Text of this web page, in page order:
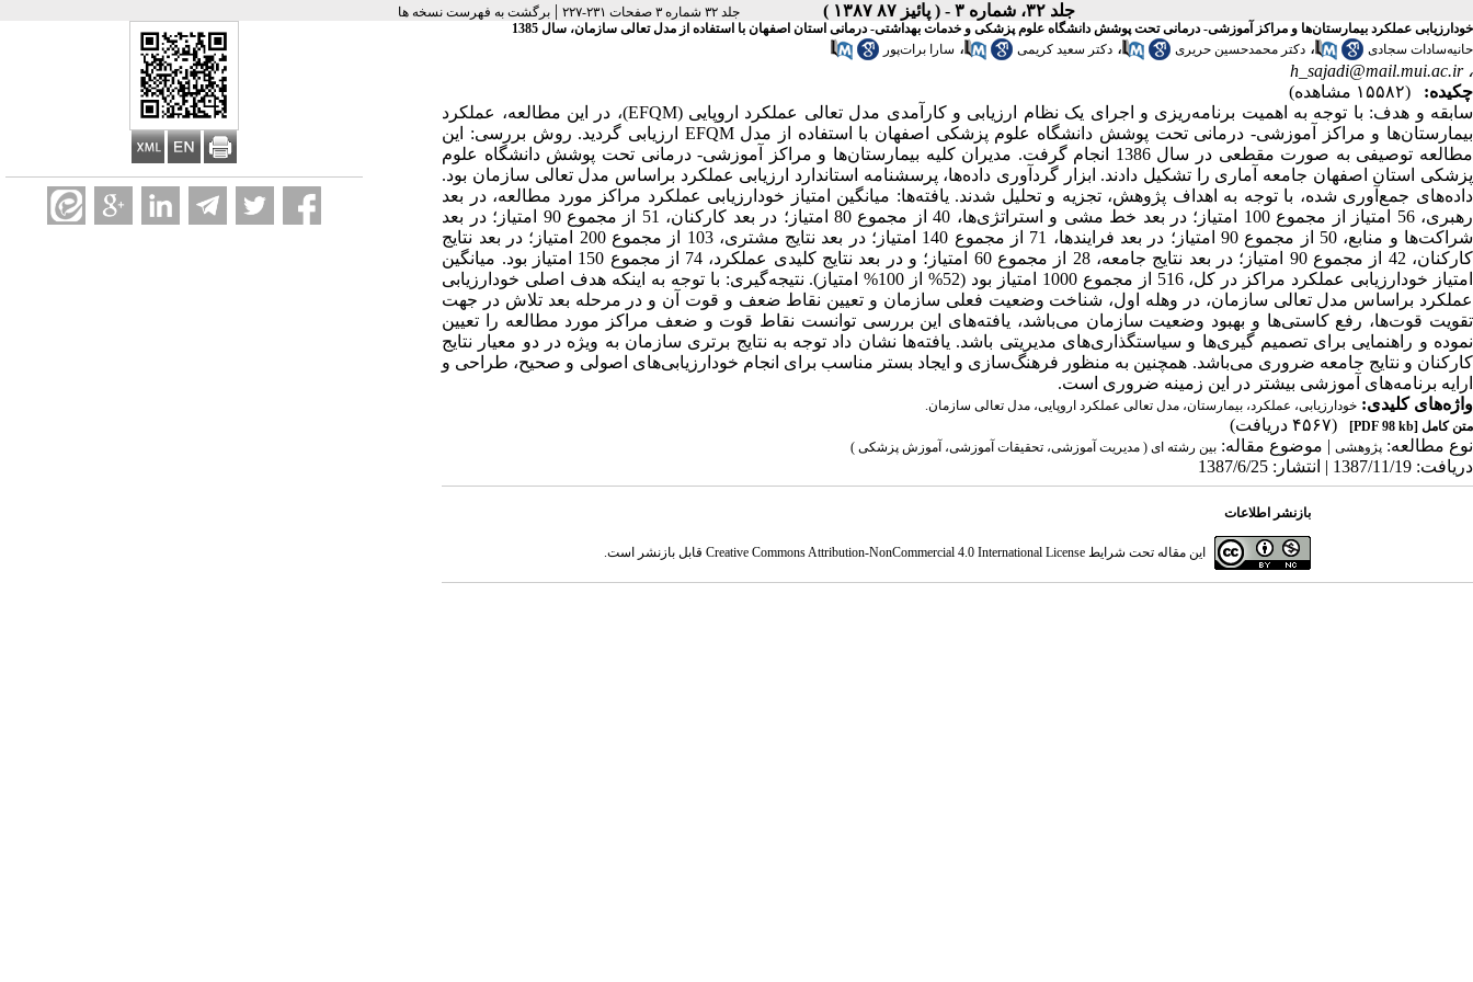
جلد ۳۲، شماره ۳ - ( پائیز ۸۷ ۱۳۸۷ ) جلد ۳۲ شماره ۳ صفحات ۲۳۱-۲۲۷ | برگشت به فهرست نسخه ها
خودارزیابی عملکرد بیمارستان‌ها و مراکز آموزشی- درمانی تحت پوشش دانشگاه علوم پزشکی و خدمات بهداشتی- درمانی استان اصفهان با استفاده از مدل تعالی سازمان، سال 1385
حانیه‌سادات سجادی
، دکتر محمدحسین حریری ، دکتر سعید کریمی ، سارا برات‌پور
،h_sajadi@mail.mui.ac.ir
چکیده:
(۱۵۵۸۲ مشاهده)
سابقه و هدف: با توجه به اهمیت برنامه‌ریزی و اجرای یک نظام ارزیابی و کارآمدی مدل تعالی عملکرد اروپایی (EFQM)، در این مطالعه، عملکرد
بیمارستان‌ها و مراکز آموزشی- درمانی تحت پوشش دانشگاه علوم پزشکی اصفهان با استفاده از مدل EFQM ارزیابی گردید. روش بررسی: این
مطالعه توصیفی به صورت مقطعی در سال 1386 انجام گرفت. مدیران کلیه بیمارستان‌ها و مراکز آموزشی- درمانی تحت پوشش دانشگاه علوم
پزشکی استان اصفهان جامعه آماری را تشکیل دادند. ابزار گردآوری داده‌ها، پرسشنامه استاندارد ارزیابی عملکرد براساس مدل تعالی سازمان بود.
داده‌های جمع‌آوری شده، با توجه به اهداف پژوهش، تجزیه و تحلیل شدند. یافته‌ها: میانگین امتیاز خودارزیابی عملکرد مراکز مورد مطالعه، در بعد
رهبری، 56 امتیاز از مجموع 100 امتیاز؛ در بعد خط مشی و استراتژی‌ها، 40 از مجموع 80 امتیاز؛ در بعد کارکنان، 51 از مجموع 90 امتیاز؛ در بعد
شراکت‌ها و منابع، 50 از مجموع 90 امتیاز؛ در بعد فرایندها، 71 از مجموع 140 امتیاز؛ در بعد نتایج مشتری، 103 از مجموع 200 امتیاز؛ در بعد نتایج
کارکنان، 42 از مجموع 90 امتیاز؛ در بعد نتایج جامعه، 28 از مجموع 60 امتیاز؛ و در بعد نتایج کلیدی عملکرد، 74 از مجموع 150 امتیاز بود. میانگین
امتیاز خودارزیابی عملکرد مراکز در کل، 516 از مجموع 1000 امتیاز بود (52% از 100% امتیاز). نتیجه‌گیری: با توجه به اینکه هدف اصلی خودارزیابی
عملکرد براساس مدل تعالی سازمان، در وهله اول، شناخت وضعیت فعلی سازمان و تعیین نقاط ضعف و قوت آن و در مرحله بعد تلاش در جهت
تقویت قوت‌ها، رفع کاستی‌ها و بهبود وضعیت سازمان می‌باشد، یافته‌های این بررسی توانست نقاط قوت و ضعف مراکز مورد مطالعه را تعیین
نموده و راهنمایی برای تصمیم گیری‌ها و سیاستگذاری‌های مدیریتی باشد. یافته‌ها نشان داد توجه به نتایج برتری سازمان به ویژه در دو معیار نتایج
کارکنان و نتایج جامعه ضروری می‌باشد. همچنین به منظور فرهنگ‌سازی و ایجاد بستر مناسب برای انجام خودارزیابی‌های اصولی و صحیح، طراحی و
ارایه برنامه‌های آموزشی بیشتر در این زمینه ضروری است.
واژه‌های کلیدی: خودارزیابی، عملکرد، بیمارستان، مدل تعالی عملکرد اروپایی، مدل تعالی سازمان.
متن کامل [PDF 98 kb]
(۴۵۶۷ دریافت)
نوع مطالعه: پژوهشی | موضوع مقاله: بین رشته ای ( مدیریت آموزشی، تحقیقات آموزشی، آموزش پزشکی )
دریافت: 1387/11/19 | انتشار: 1387/6/25
بازنشر اطلاعات
این مقاله تحت شرایط Creative Commons Attribution-NonCommercial 4.0 International Licenseقابل بازنشر است.